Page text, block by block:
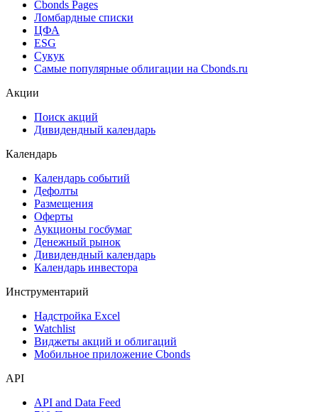
Cbonds Valuation
Рэнкинги инвест. банков и юр. консультантов
Cbonds Awards
Cbonds Pages
Ломбардные списки
ESG
Самые популярные облигации на Cbonds.ru
Дивидендный календарь
Календарь
Календарь событий
Дефолты
Размещения
Оферты
Аукционы госбумаг
Денежный рынок
Календарь инвестора
Инструментарий
Надстройка Excel
Мобильное приложение Cbonds